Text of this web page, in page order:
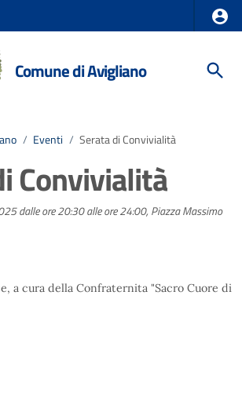
Comune di Avigliano
/ Eventi / Serata di Convivialità
Convivialità
dalle ore 20:30 alle ore 24:00, Piazza Massimo
a cura della Confraternita "Sacro Cuore di